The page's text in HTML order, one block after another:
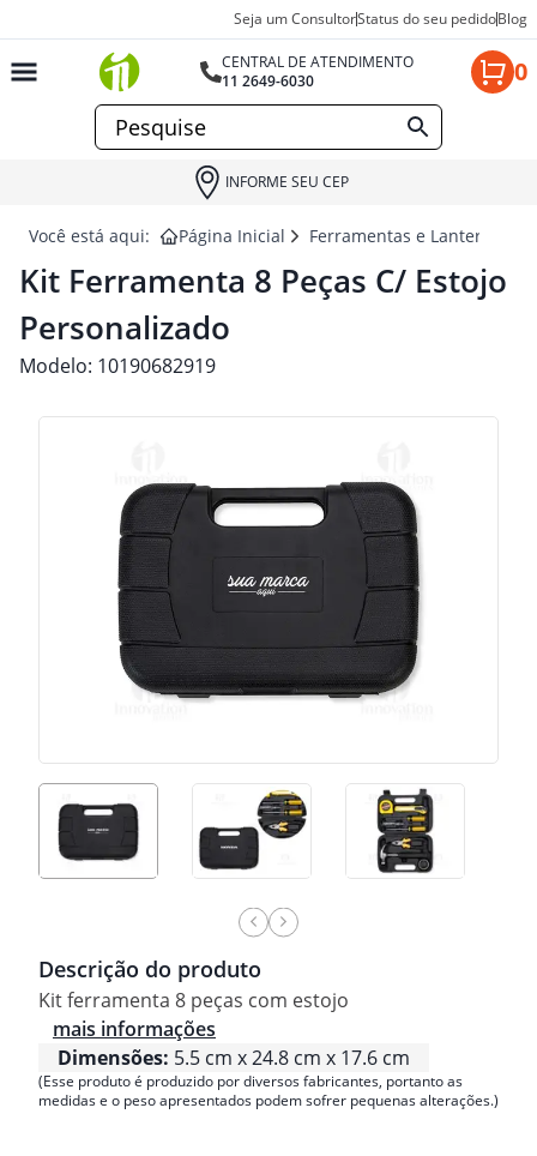
Seja um ConsultorStatus do seu pedidoBlog
CENTRAL DE ATENDIMENTO
11 2649-6030
0
INFORME SEU CEP
Você está aqui: Página Inicial Ferramentas e Lanternas
Kit Ferramenta 8 Peças C/ Estojo
Personalizado
Modelo: 10190682919
Descrição do produto
Kit ferramenta 8 peças com estojo
mais informações
Dimensões: 5.5 cm x 24.8 cm x 17.6 cm
(Esse produto é produzido por diversos fabricantes, portanto as
medidas e o peso apresentados podem sofrer pequenas alterações.)